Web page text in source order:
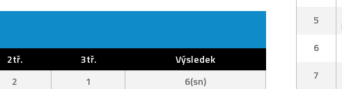
2tř. 3tř.
Výsledek
2 1
6(sn)
5
6
7